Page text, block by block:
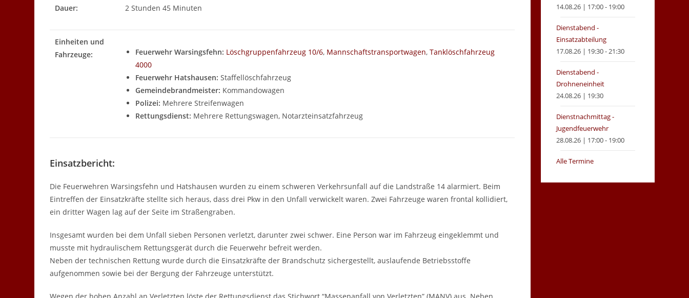
Dauer: 2 Stunden 45 Minuten
Einheiten und
Fahrzeuge:
Feuerwehr Warsingsfehn: Löschgruppenfahrzeug 10/6, Mannschaftstransportwagen,Tanklöschfahrzeug
4000
Feuerwehr Hatshausen: Staffellöschfahrzeug
Gemeindebrandmeister: Kommandowagen
Polizei: Mehrere Streifenwagen
Rettungsdienst: Mehrere Rettungswagen, Notarzteinsatzfahrzeug
Einsatzbericht:
Die Feuerwehren Warsingsfehn und Hatshausen wurden zu einem schweren Verkehrsunfall auf die Landstraße 14 alarmiert. Beim
Eintreffen der Einsatzkräfte stellte sich heraus, dass drei Pkw in den Unfall verwickelt waren. Zwei Fahrzeuge waren frontal kollidiert,
ein dritter Wagen lag auf der Seite im Straßengraben.
Insgesamt wurden bei dem Unfall sieben Personen verletzt, darunter zwei schwer. Eine Person war im Fahrzeug eingeklemmt und
musste mit hydraulischem Rettungsgerät durch die Feuerwehr befreit werden.
Neben der technischen Rettung wurde durch die Einsatzkräfte der Brandschutz sichergestellt, auslaufende Betriebsstoffe
aufgenommen sowie bei der Bergung der Fahrzeuge unterstützt.
Wegen der hohen Anzahl an Verletzten löste der Rettungsdienst das Stichwort “Massenanfall von Verletzten” (MANV) aus. Neben
14.08.26 | 17:00 - 19:00
Dienstabend -
Einsatzabteilung
17.08.26 | 19:30 - 21:30
Dienstabend -
Drohneneinheit
24.08.26 | 19:30
Dienstnachmittag -
Jugendfeuerwehr
28.08.26 | 17:00 - 19:00
Alle Termine